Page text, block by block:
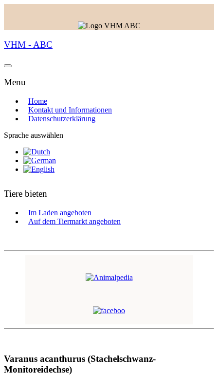
VHM - ABC
Menu
Home
Kontakt und Informationen
Datenschutzerklärung
Sprache auswählen
Tiere bieten
Im Laden angeboten
Auf dem Tiermarkt angeboten
Varanus acanthurus (Stachelschwanz-
Monitoreidechse)